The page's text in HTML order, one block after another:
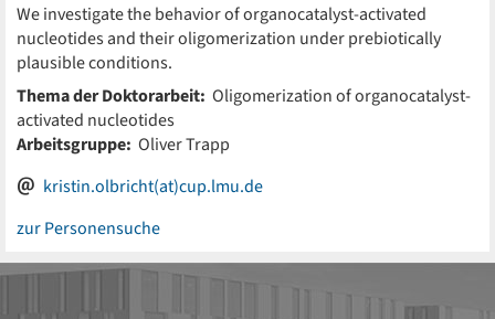
We investigate the behavior of organocatalyst-activated
nucleotides and their oligomerization under prebiotically
plausible conditions.
Thema der Doktorarbeit: Oligomerization of organocatalyst-
activated nucleotides
Arbeitsgruppe: Oliver Trapp
kristin.olbricht(at)cup.lmu.de
zur Personensuche